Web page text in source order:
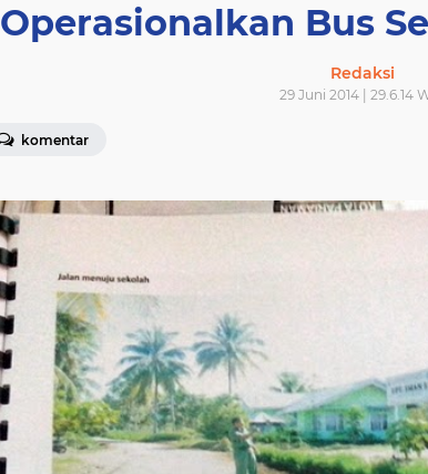
Operasionalkan Bus
Redaksi
29 Juni 2014 | 29.6.14
komentar